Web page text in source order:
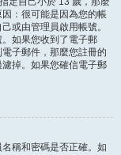
：很可能是因為您的帳
或由管理員啟用帳號。
如果您收到了電子郵
子郵件，那麼您註冊的
掉。如果您確信電子郵
稱和密碼是否正確。如